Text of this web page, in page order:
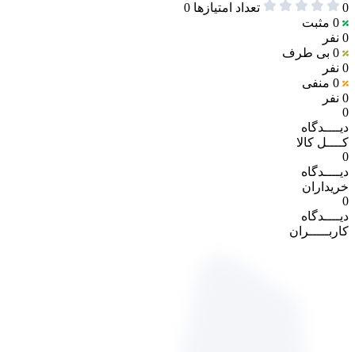
0 تعداد امتیازها 0
0 مثبت
0 نفر
0 بی طرف
0 نفر
0 منفی
0 نفر
0
دیــــدگاه
کــــل کالا
0
دیــــدگاه
خریداران
0
دیــــدگاه
کاربـــــران